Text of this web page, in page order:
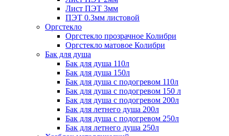
Лист ПЭТ 3мм
ПЭТ 0.3мм листовой
Оргстекло
Оргстекло прозрачное Колибри
Оргстекло матовое Колибри
Бак для душа
Бак для душа 110л
Бак для душа 150л
Бак для душа с подогревом 110л
Бак для душа с подогревом 150 л
Бак для душа с подогревом 200л
Бак для летнего душа 200л
Бак для душа с подогревом 250л
Бак для летнего душа 250л